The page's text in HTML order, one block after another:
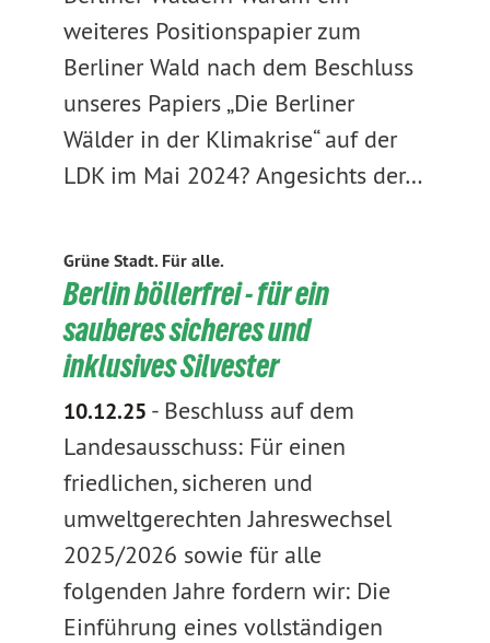
weiteres Positionspapier zum
Berliner Wald nach dem Beschluss
unseres Papiers „Die Berliner
Wälder in der Klimakrise“ auf der
LDK im Mai 2024? Angesichts der…
Grüne Stadt. Für alle.
Berlin böllerfrei - für ein
sauberes sicheres und
inklusives Silvester
10.12.25 - Beschluss auf dem
Landesausschuss: Für einen
friedlichen, sicheren und
umweltgerechten Jahreswechsel
2025/2026 sowie für alle
folgenden Jahre fordern wir: Die
Einführung eines vollständigen